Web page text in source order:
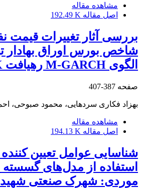
مشاهده مقاله
اصل مقاله 192.49 K
بررسی آثار تغییرات قیمت
شاخص بورس اوراق بهادار
الگوی M-GARCH رهیافت BEKK
صفحه 387-407
بهزاد فکاری سردهایی، محمود صبوحی،
مشاهده مقاله
اصل مقاله 194.13 K
شناسایی عوامل تعیین کننده
استفاده از مدل‌های
موردی: شهرک صنعتی شهید